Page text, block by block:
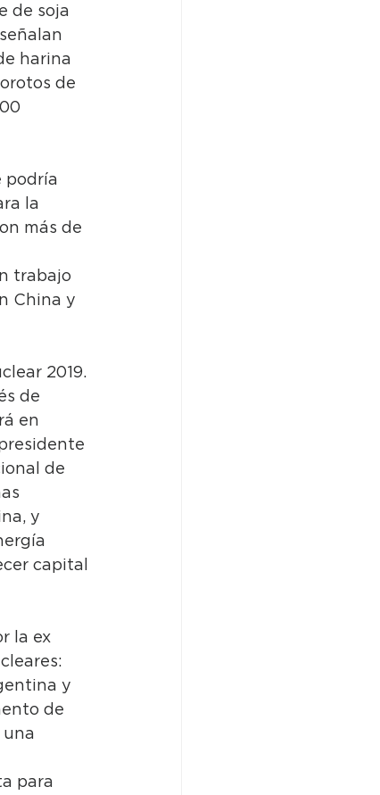
de soja
harina
de
podría
la
más de
trabajo
China y
2019.
de
en
de
y
capital
la ex
y
de
una
para